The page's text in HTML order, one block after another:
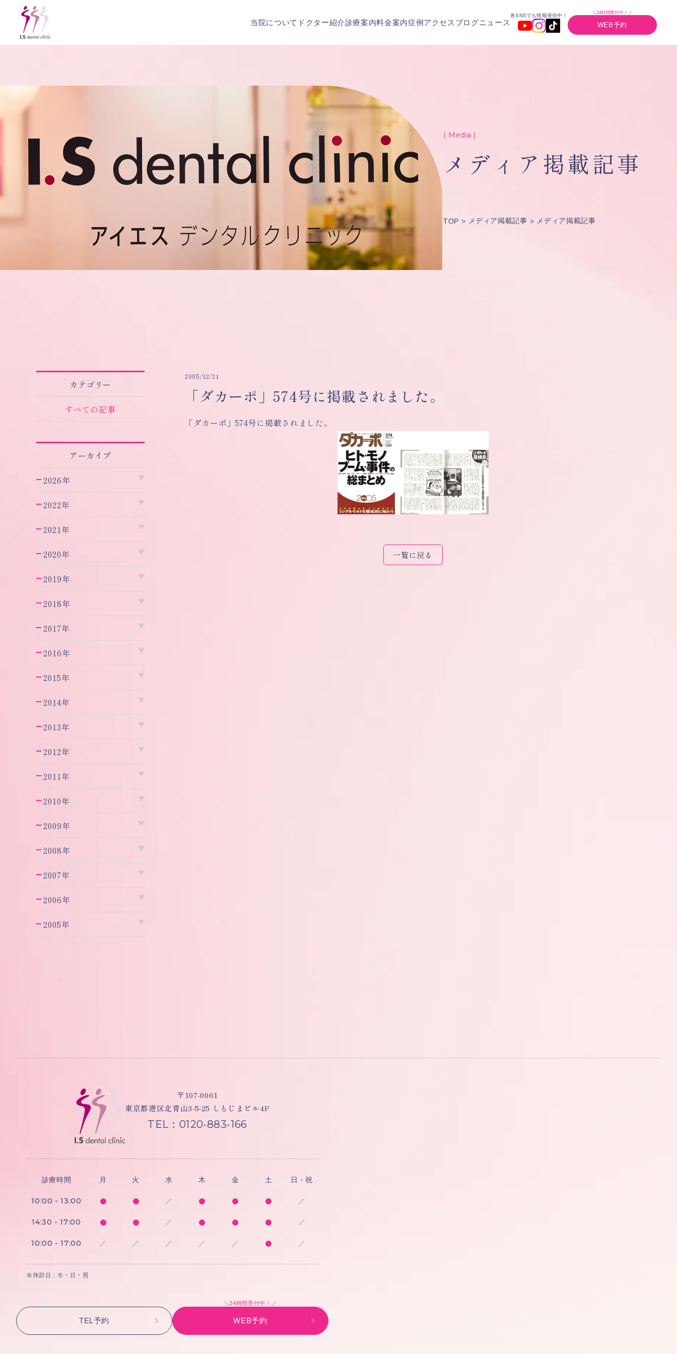
当院について ドクター紹介診療案内料金案内症例アクセス ブログニュース
各SNSでも情報発信中！
＼24時間受付中！／
WEB予約
( Media )
メディア掲載記事
TOP メディア掲載記事 メディア掲載記事
カテゴリー
すべての記事
アーカイブ
2026年
2022年
2021年
2020年
2019年
2018年
2017年
2016年
2015年
2014年
2013年
2012年
2011年
2010年
2009年
2008年
2007年
2006年
2005年
2005/12/21
「ダカーポ」574号に掲載されました。
「ダカーポ」574号に掲載されました。
一覧に戻る
〒107-0061
東京都港区北青山3-5-25 しもじまビル4F
TEL：0120-883-166
診療時間 月 火 水 木 金 土 日・祝
10:00 - 13:00 ／ ／
14:30 - 17:00 ／ ／
10:00 - 17:00 ／ ／ ／ ／ ／ ／
※休診日 : 水・日・祝
TEL予約
＼24時間受付中！／
WEB予約